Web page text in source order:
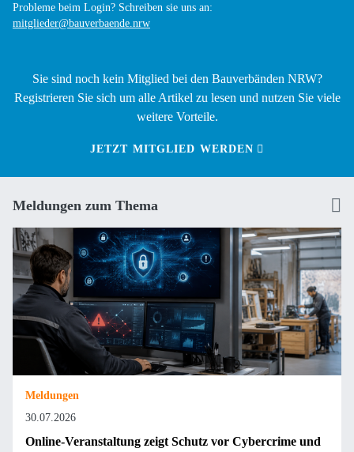
Probleme beim Login? Schreiben sie uns an:
mitglieder@bauverbaende.nrw
Sie sind noch kein Mitglied bei den Bauverbänden NRW?
Registrieren Sie sich um alle Artikel zu lesen und nutzen Sie viele
weitere Vorteile.
JETZT MITGLIED WERDEN
Meldungen zum Thema
Meldungen
30.07.2026
Online-Veranstaltung zeigt Schutz vor Cybercrime und